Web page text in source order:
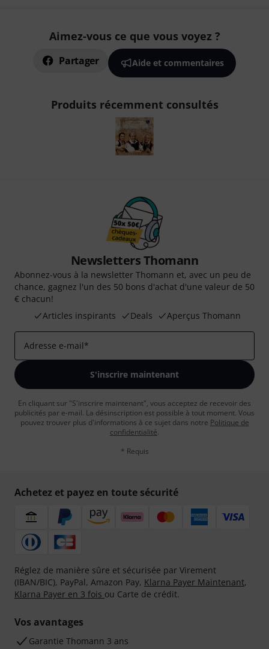
Aimez-vous ce que vous voyez ?
Partager Aide et commentaires
Produits récemment consultés
Newsletters Thomann
Abonnez-vous à la newsletter Thomann et, avec un peu de
chance, gagnez l'un des 50 bons d'achat d'une valeur de 50
€ chacun!
Articles inspirants
Deals Aperçus Thomann
Adresse e-mail*
S'inscrire maintenant
En cliquant sur "S'inscrire maintenant", vous acceptez de recevoir des
publicités par e-mail. La désinscription est possible à tout moment. Vous
pouvez trouver plus d'informations à ce sujet dans notre Politique de
confidentialité.
* Requis
Achetez et payez en toute sécurité
Réglez de manière sûre et sécurisée par Virement
(IBAN/BIC), PayPal, Amazon Pay, Klarna Payer Maintenant,
Klarna Payer en 3 fois ou Carte de crédit.
Vos avantages
Ga­ran­tie Thomann 3 ans